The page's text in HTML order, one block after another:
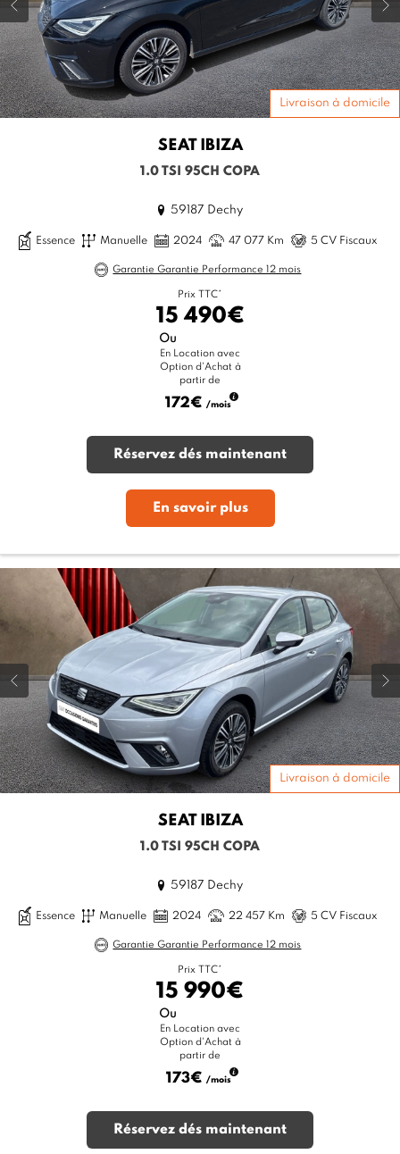
Livraison à domicile
SEAT IBIZA
1.0 TSI 95CH COPA
59187 Dechy
Essence Manuelle 2024 47 077 Km 5 CV Fiscaux
Garantie Garantie Performance 12 mois
Prix TTC*
15 490€
Ou
En Location avec
Option d'Achat à
partir de
172€ /mois
Réservez dés maintenant
En savoir plus
Livraison à domicile
SEAT IBIZA
1.0 TSI 95CH COPA
59187 Dechy
Essence Manuelle 2024 22 457 Km 5 CV Fiscaux
Garantie Garantie Performance 12 mois
Prix TTC*
15 990€
Ou
En Location avec
Option d'Achat à
partir de
173€ /mois
Réservez dés maintenant